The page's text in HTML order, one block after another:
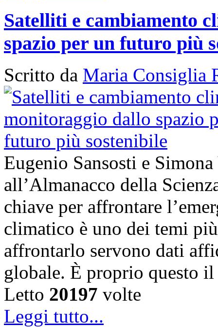
Satelliti e cambiamento
spazio per un futuro più
Scritto da Maria Consiglia
Eugenio Sansosti e
all’Almanacco della
chiave per affrontare
climatico è uno dei temi
affrontarlo servono dati
globale. È proprio questo
Letto 20197 volte
Leggi tutto...